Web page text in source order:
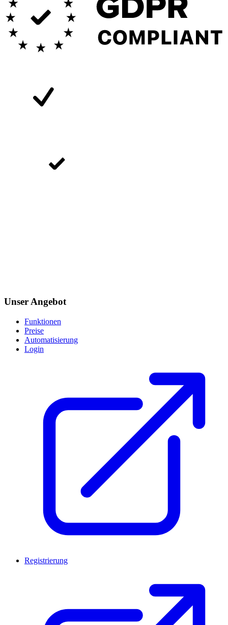
Unser Angebot
Funktionen
Preise
Automatisierung
Login
Registrierung